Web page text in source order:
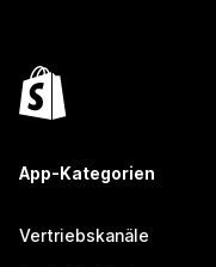
App-Kategorien
Vertriebskanäle